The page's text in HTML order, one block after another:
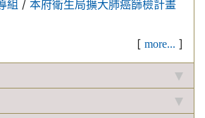
組 / 本府衛生局擴大肺癌篩檢計畫
[ more... ]